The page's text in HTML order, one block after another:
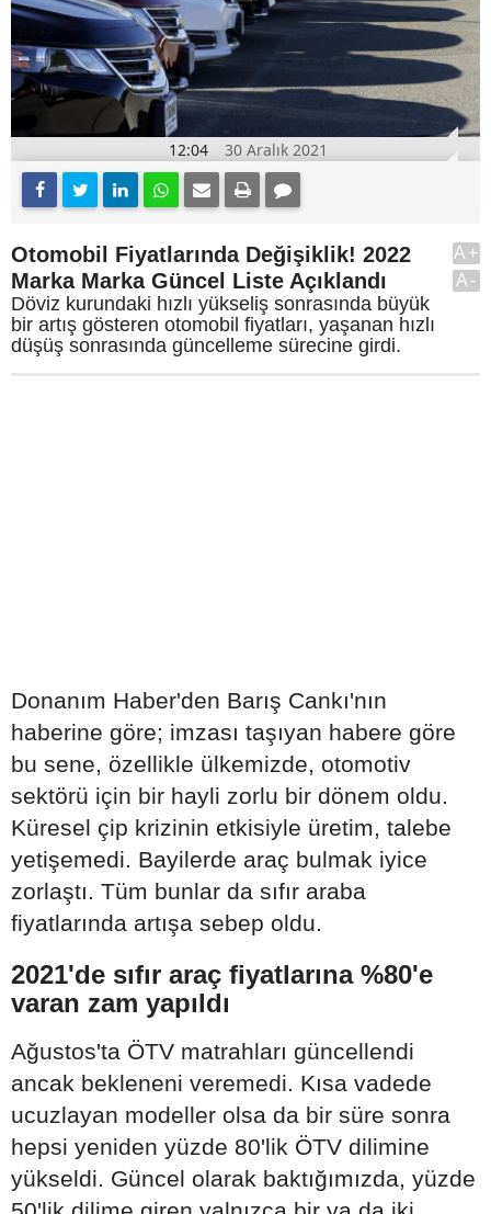
12:04 30 Aralık 2021
Otomobil Fiyatlarında Değişiklik! 2022
Marka Marka Güncel Liste Açıklandı
Döviz kurundaki hızlı yükseliş sonrasında büyük
bir artış gösteren otomobil fiyatları, yaşanan hızlı
düşüş sonrasında güncelleme sürecine girdi.
A+
A-
Donanım Haber'den Barış Cankı'nın
haberine göre; imzası taşıyan habere göre
bu sene, özellikle ülkemizde, otomotiv
sektörü için bir hayli zorlu bir dönem oldu.
Küresel çip krizinin etkisiyle üretim, talebe
yetişemedi. Bayilerde araç bulmak iyice
zorlaştı. Tüm bunlar da sıfır araba
fiyatlarında artışa sebep oldu.
2021'de sıfır araç fiyatlarına %80'e
varan zam yapıldı
Ağustos'ta ÖTV matrahları güncellendi
ancak bekleneni veremedi. Kısa vadede
ucuzlayan modeller olsa da bir süre sonra
hepsi yeniden yüzde 80'lik ÖTV dilimine
yükseldi. Güncel olarak baktığımızda, yüzde